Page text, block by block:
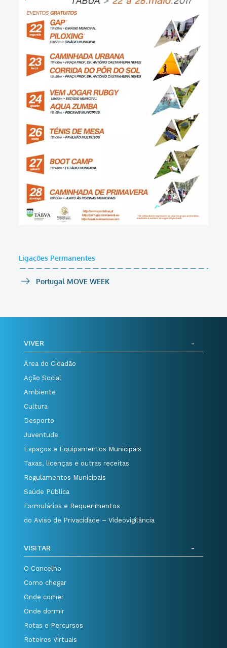
Ligações Permanentes
Portugal MOVE WEEK
VIVER
Área do Cidadão
Ação Social
Ambiente
Cultura
Desporto
Juventude
Espaços e Equipamentos Municipais
Taxas, licenças e outras receitas
Regulamentos Municipais
Saúde Pública
Formulários e Requerimentos
do Aviso de Privacidade – Videovigilância
VISITAR
O Concelho
Como chegar
Onde comer
Onde dormir
Rotas e Percursos
Roteiros Virtuais